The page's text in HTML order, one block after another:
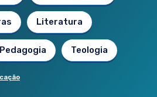
Literatura
Pedagogia Teologia